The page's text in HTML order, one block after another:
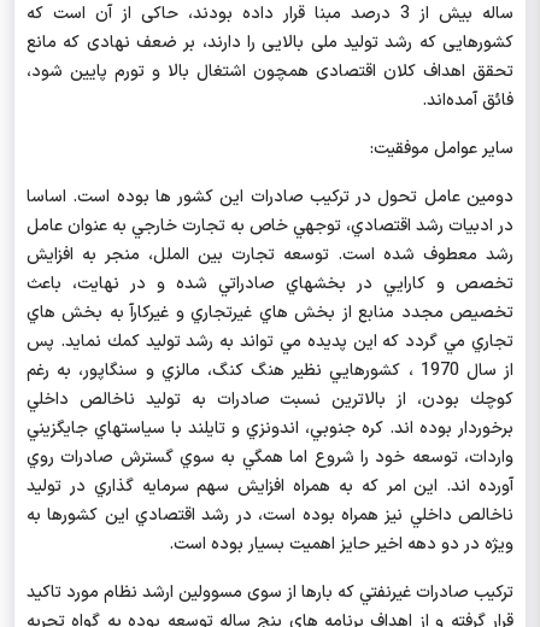
ساله بیش از 3 درصد مبنا قرار داده بودند، حاکی از آن است که
کشورهایی که رشد تولید ملی بالایی را دارند، بر ضعف نهادی که مانع
تحقق اهداف کلان اقتصادی همچون اشتغال بالا و تورم پایین شود،
فائق آمده‌اند.
سایر عوامل موفقیت:
دومین عامل تحول در ترکیب صادرات این کشور ها بوده است. اساسا
در ادبيات رشد اقتصادي، توجهي خاص به تجارت خارجي به عنوان عامل
رشد معطوف شده است. توسعه تجارت بين الملل، منجر به افزايش
تخصص و كارايي در بخشهاي صادراتي شده و در نهايت، باعث
تخصيص مجدد منابع از بخش هاي غيرتجاري و غيركارآ به بخش هاي
تجاري مي گردد كه اين پديده مي تواند به رشد توليد كمك نمايد. پس
از سال 1970 ، كشورهايي نظير هنگ كنگ، مالزي و سنگاپور، به رغم
كوچك بودن، از بالاترين نسبت صادرات به توليد ناخالص داخلي
برخوردار بوده اند. كره جنوبي، اندونزي و تايلند با سياستهاي جايگزيني
واردات، توسعه خود را شروع اما همگي به سوي گسترش صادرات روي
آورده اند. اين امر كه به همراه افزايش سهم سرمايه گذاري در توليد
ناخالص داخلي نيز همراه بوده است، در رشد اقتصادي اين كشورها به
ويژه در دو دهه اخير حايز اهميت بسيار بوده است.
تركيب صادرات غيرنفتي که بارها از سوی مسوولین ارشد نظام مورد تاکید
قرار گرفته و از اهداف برنامه های پنج ساله توسعه بوده به گواه تجربه